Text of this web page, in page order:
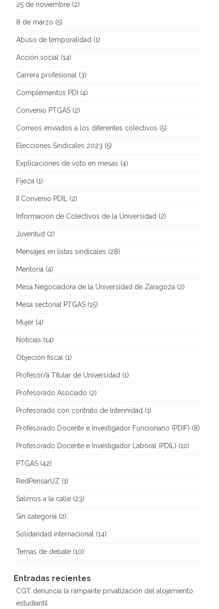
25 de noviembre (2)
8 de marzo (5)
Abuso de temporalidad (1)
Acción social (14)
Carrera profesional (3)
Complementos PDI (4)
Convenio PTGAS (2)
Correos enviados a los diferentes colectivos (5)
Elecciones Sindicales 2023 (5)
Explicaciones de voto en mesas (4)
Fijeza (1)
II Convenio PDIL (2)
Información de Colectivos de la Universidad (2)
Juventud (2)
Mensajes en listas sindicales (28)
Mentoría (4)
Mesa Negociadora de la Universidad de Zaragoza (2)
Mesa sectorial PTGAS (15)
Mujer (4)
Noticias (14)
Objeción fiscal (1)
Profesor/a Titular de Universidad (1)
Profesorado Asociado (2)
Profesorado con contrato de Interinidad (1)
Profesorado Docente e Investigador Funcionario (PDIF) (8)
Profesorado Docente e Investigador Laboral (PDIL) (10)
PTGAS (42)
RedPensarUZ (1)
Salimos a la calle (23)
Sin categoría (2)
Solidaridad internacional (14)
Temas de debate (10)
Entradas recientes
CGT denuncia la rampante privatización del alojamiento
estudiantil